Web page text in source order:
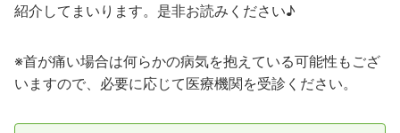
紹介してまいります。是非お読みください♪
※首が痛い場合は何らかの病気を抱えている可能性もござ
いますので、必要に応じて医療機関を受診ください。